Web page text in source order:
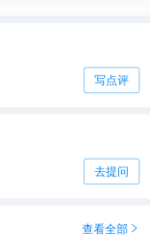
写点评
去提问
查看全部 